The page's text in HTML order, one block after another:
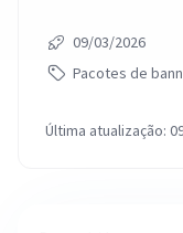
09/03/2026
Pacotes de
Última atualização: